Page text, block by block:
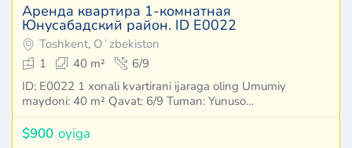
Аренда квартира 1-комнатная
Юнусабадский район. ID E0022
Toshkent, Oʻzbekiston
1
40 m²
6/9
ID: E0022 1 xonali kvartirani ijaraga oling Umumiy
maydoni: 40 m² Qavat: 6/9 Tuman: Yunuso…
$900 oyiga